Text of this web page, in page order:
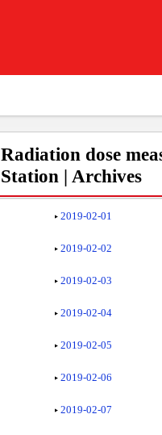
Radiation dose
Station | Archives
2019-02-01
2019-02-02
2019-02-03
2019-02-04
2019-02-05
2019-02-06
2019-02-07